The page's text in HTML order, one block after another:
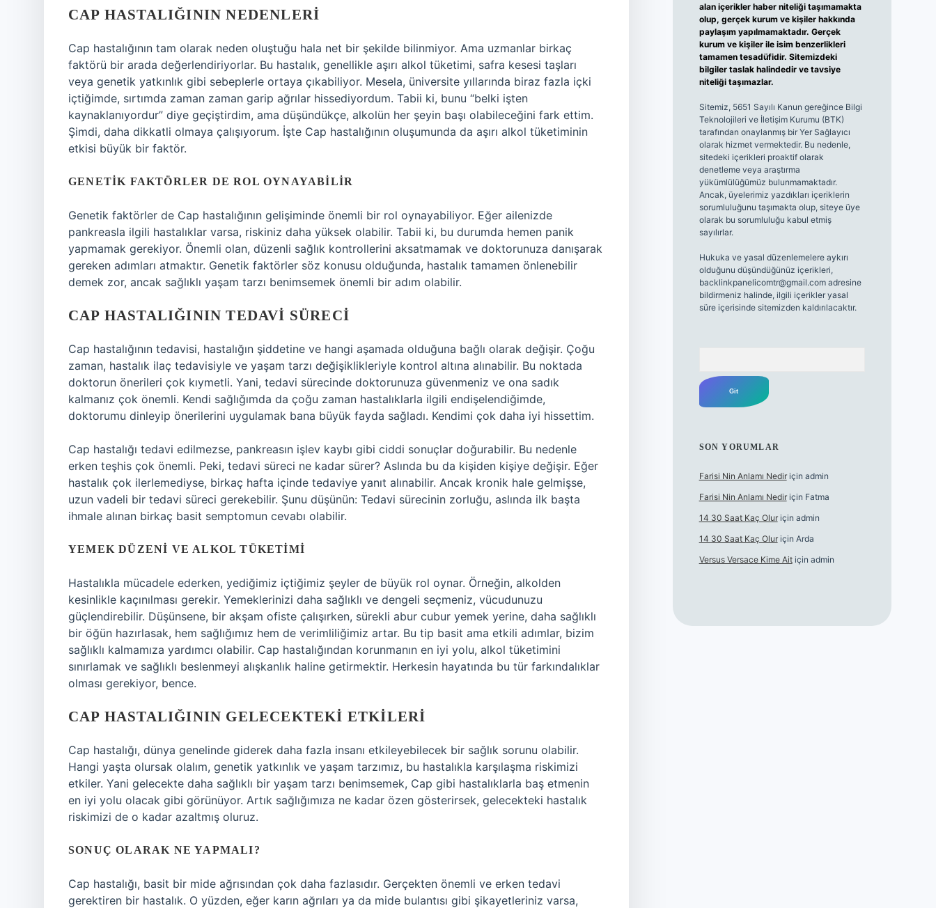
CAP HASTALIĞININ NEDENLERI
Cap hastalığının tam olarak neden oluştuğu hala net bir şekilde bilinmiyor. Ama uzmanlar birkaç
faktörü bir arada değerlendiriyorlar. Bu hastalık, genellikle aşırı alkol tüketimi, safra kesesi taşları
veya genetik yatkınlık gibi sebeplerle ortaya çıkabiliyor. Mesela, üniversite yıllarında biraz fazla içki
içtiğimde, sırtımda zaman zaman garip ağrılar hissediyordum. Tabii ki, bunu “belki işten
kaynaklanıyordur” diye geçiştirdim, ama düşündükçe, alkolün her şeyin başı olabileceğini fark ettim.
Şimdi, daha dikkatli olmaya çalışıyorum. İşte Cap hastalığının oluşumunda da aşırı alkol tüketiminin
etkisi büyük bir faktör.
GENETIK FAKTÖRLER DE ROL OYNAYABILIR
Genetik faktörler de Cap hastalığının gelişiminde önemli bir rol oynayabiliyor. Eğer ailenizde
pankreasla ilgili hastalıklar varsa, riskiniz daha yüksek olabilir. Tabii ki, bu durumda hemen panik
yapmamak gerekiyor. Önemli olan, düzenli sağlık kontrollerini aksatmamak ve doktorunuza danışarak
gereken adımları atmaktır. Genetik faktörler söz konusu olduğunda, hastalık tamamen önlenebilir
demek zor, ancak sağlıklı yaşam tarzı benimsemek önemli bir adım olabilir.
CAP HASTALIĞININ TEDAVI SÜRECI
Cap hastalığının tedavisi, hastalığın şiddetine ve hangi aşamada olduğuna bağlı olarak değişir. Çoğu
zaman, hastalık ilaç tedavisiyle ve yaşam tarzı değişiklikleriyle kontrol altına alınabilir. Bu noktada
doktorun önerileri çok kıymetli. Yani, tedavi sürecinde doktorunuza güvenmeniz ve ona sadık
kalmanız çok önemli. Kendi sağlığımda da çoğu zaman hastalıklarla ilgili endişelendiğimde,
doktorumu dinleyip önerilerini uygulamak bana büyük fayda sağladı. Kendimi çok daha iyi hissettim.
Cap hastalığı tedavi edilmezse, pankreasın işlev kaybı gibi ciddi sonuçlar doğurabilir. Bu nedenle
erken teşhis çok önemli. Peki, tedavi süreci ne kadar sürer? Aslında bu da kişiden kişiye değişir. Eğer
hastalık çok ilerlemediyse, birkaç hafta içinde tedaviye yanıt alınabilir. Ancak kronik hale gelmişse,
uzun vadeli bir tedavi süreci gerekebilir. Şunu düşünün: Tedavi sürecinin zorluğu, aslında ilk başta
ihmale alınan birkaç basit semptomun cevabı olabilir.
YEMEK DÜZENI VE ALKOL TÜKETIMI
Hastalıkla mücadele ederken, yediğimiz içtiğimiz şeyler de büyük rol oynar. Örneğin, alkolden
kesinlikle kaçınılması gerekir. Yemeklerinizi daha sağlıklı ve dengeli seçmeniz, vücudunuzu
güçlendirebilir. Düşünsene, bir akşam ofiste çalışırken, sürekli abur cubur yemek yerine, daha sağlıklı
bir öğün hazırlasak, hem sağlığımız hem de verimliliğimiz artar. Bu tip basit ama etkili adımlar, bizim
sağlıklı kalmamıza yardımcı olabilir. Cap hastalığından korunmanın en iyi yolu, alkol tüketimini
sınırlamak ve sağlıklı beslenmeyi alışkanlık haline getirmektir. Herkesin hayatında bu tür farkındalıklar
olması gerekiyor, bence.
CAP HASTALIĞININ GELECEKTEKI ETKILERI
Cap hastalığı, dünya genelinde giderek daha fazla insanı etkileyebilecek bir sağlık sorunu olabilir.
Hangi yaşta olursak olalım, genetik yatkınlık ve yaşam tarzımız, bu hastalıkla karşılaşma riskimizi
etkiler. Yani gelecekte daha sağlıklı bir yaşam tarzı benimsemek, Cap gibi hastalıklarla baş etmenin
en iyi yolu olacak gibi görünüyor. Artık sağlığımıza ne kadar özen gösterirsek, gelecekteki hastalık
riskimizi de o kadar azaltmış oluruz.
SONUÇ OLARAK NE YAPMALI?
Cap hastalığı, basit bir mide ağrısından çok daha fazlasıdır. Gerçekten önemli ve erken tedavi
gerektiren bir hastalık. O yüzden, eğer karın ağrıları ya da mide bulantısı gibi şikayetleriniz varsa,
alan içerikler haber niteliği taşımamakta
olup, gerçek kurum ve kişiler hakkında
paylaşım yapılmamaktadır. Gerçek
kurum ve kişiler ile isim benzerlikleri
tamamen tesadüfidir. Sitemizdeki
bilgiler taslak halindedir ve tavsiye
niteliği taşımazlar.
Sitemiz, 5651 Sayılı Kanun gereğince Bilgi
Teknolojileri ve İletişim Kurumu (BTK)
tarafından onaylanmış bir Yer Sağlayıcı
olarak hizmet vermektedir. Bu nedenle,
sitedeki içerikleri proaktif olarak
denetleme veya araştırma
yükümlülüğümüz bulunmamaktadır.
Ancak, üyelerimiz yazdıkları içeriklerin
sorumluluğunu taşımakta olup, siteye üye
olarak bu sorumluluğu kabul etmiş
sayılırlar.
Hukuka ve yasal düzenlemelere aykırı
olduğunu düşündüğünüz içerikleri,
backlinkpanelicomtr@gmail.comadresine
bildirmeniz halinde, ilgili içerikler yasal
süre içerisinde sitemizden kaldırılacaktır.
SON YORUMLAR
Farisi Nin Anlamı Nediriçin admin
Farisi Nin Anlamı Nediriçin Fatma
14 30 Saat Kaç Oluriçin admin
14 30 Saat Kaç Oluriçin Arda
Versus Versace Kime Aitiçin admin